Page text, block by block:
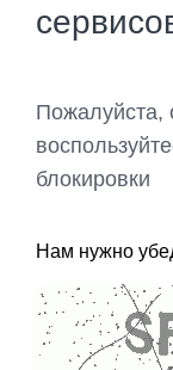
Пожалуйста,
блокировки
Нам нужно